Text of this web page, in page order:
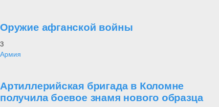
Оружие афганской войны
3
Армия
Артиллерийская бригада в Коломне
получила боевое знамя нового образца